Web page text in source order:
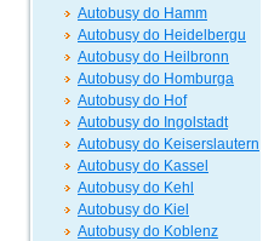
Autobusy do Hamm
Autobusy do Heidelbergu
Autobusy do Heilbronn
Autobusy do Homburga
Autobusy do Hof
Autobusy do Ingolstadt
Autobusy do Keiserslautern
Autobusy do Kassel
Autobusy do Kehl
Autobusy do Kiel
Autobusy do Koblenz